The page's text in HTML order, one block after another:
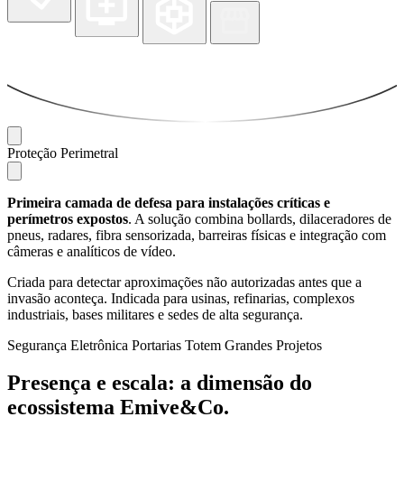
Proteção Perimetral
Primeira camada de defesa para instalações críticas e
perímetros expostos. A solução combina bollards, dilaceradores de
pneus, radares, fibra sensorizada, barreiras físicas e integração com
câmeras e analíticos de vídeo.
Criada para detectar aproximações não autorizadas antes que a
invasão aconteça. Indicada para usinas, refinarias, complexos
industriais, bases militares e sedes de alta segurança.
Segurança Eletrônica Portarias Totem Grandes Projetos
Presença e escala: a dimensão do
ecossistema Emive&Co.